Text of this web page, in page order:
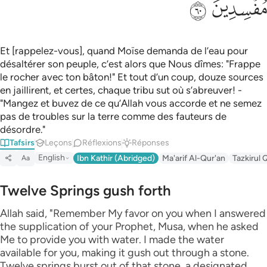
ﲉﲊ
Et [rappelez-vous], quand Moïse demanda de l’eau pour
désaltérer son peuple, c’est alors que Nous dîmes: "Frappe
le rocher avec ton bâton!" Et tout d’un coup, douze sources
en jaillirent, et certes, chaque tribu sut où s’abreuver! -
"Mangez et buvez de ce qu’Allah vous accorde et ne semez
pas de troubles sur la terre comme des fauteurs de
désordre."
Tafsirs Leçons Réflexions Réponses
Aa English Ibn Kathir (Abridged) Ma'arif Al-Qur'an Tazkirul
Twelve Springs gush forth
Allah said, "Remember My favor on you when I answered
the supplication of your Prophet, Musa, when he asked
Me to provide you with water. I made the water
available for you, making it gush out through a stone.